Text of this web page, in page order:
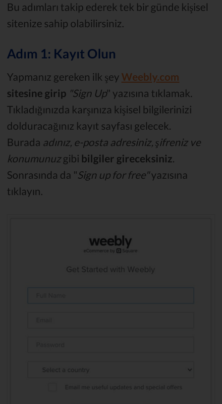
Bu adımları takip ederek tek bir günde kişisel
sitenize sahip olabilirsiniz.
Adım 1: Kayıt Olun
Yapmanız gereken ilk şey Weebly.com
sitesine girip "Sign Up" yazısına tıklamak.
Tıkladığınızda karşınıza kişisel bilgilerinizi
dolduracağınız kayıt sayfası gelecek.
Burada adınız, e-posta adresiniz, şifreniz ve
konumunuzgibi bilgiler gireceksiniz.
Sonrasında da "Sign up for free"yazısına
tıklayın.